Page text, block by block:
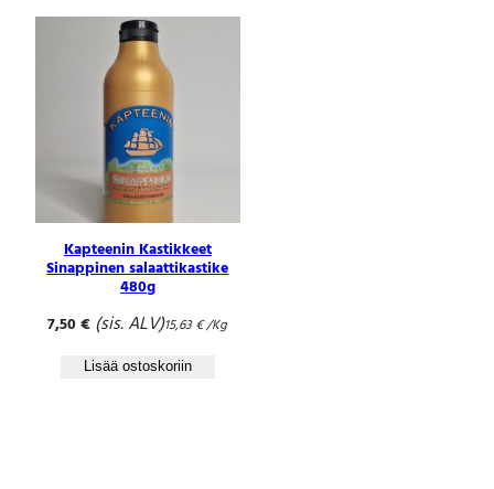
Kapteenin Kastikkeet
Sinappinen salaattikastike
480g
7,50€ (sis. ALV)15,63€/Kg
Lisää ostoskoriin